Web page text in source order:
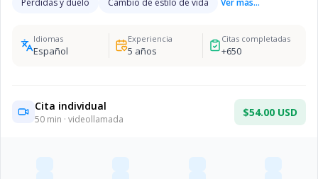
Idiomas
Español
Experiencia
5 años
Citas completadas
+650
Cita individual
50 min · videollamada
$54.00 USD